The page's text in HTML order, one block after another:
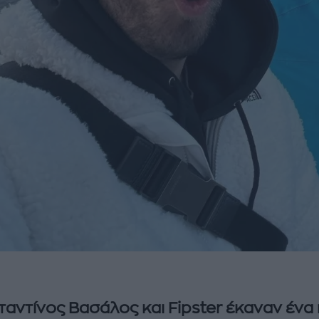
Βασάλος και Fipster έκαναν ένα